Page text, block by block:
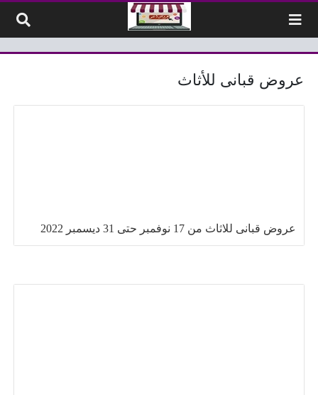
عروض قبانى للأثاث
عروض قبانى للاثاث من 17 نوفمبر حتى 31 ديسمبر 2022